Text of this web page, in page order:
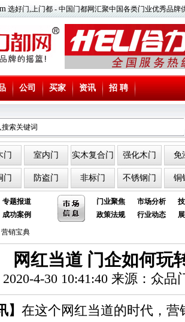
选好门,上门都 - 中国门都网汇聚中国各类门业优秀品牌
公司 买家 资讯 招 聘
门 室内门 实木复合门 强化木门 免
门 防盗门 非标门 不锈钢门 铜
专题报道
成功案例
门业聚焦 市场分析
政策法规
行业动态
营销宝典
网红当道 门企如何玩
4-30 10:41:40 来源：众品
】 在这个网红当道的时代，